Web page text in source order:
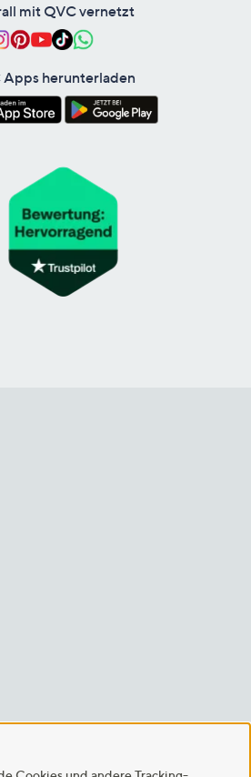
mit QVC vernetzt
Apps herunterladen